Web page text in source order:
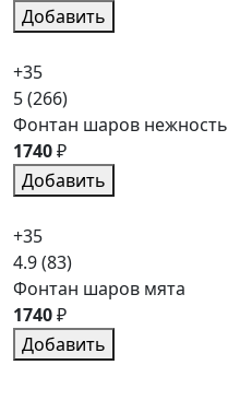
Добавить
+35
5(266)
Фонтан шаров нежность
1740₽
Добавить
+35
4.9(83)
Фонтан шаров мята
1740₽
Добавить